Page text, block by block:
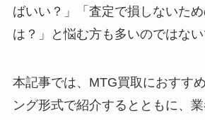
ばいい？」「査定で損しないた
は？」と悩む方も多いのではない
本記事では、MTG買取におすす
ング形式で紹介するとともに、